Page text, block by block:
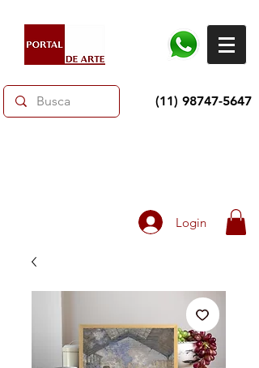
(11) 98747-5647
Login